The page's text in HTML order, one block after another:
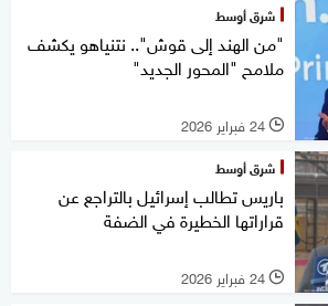
شرق أوسط
"من الهند إلى قوش".. نتنياهو يكشف
ملامح "المحور الجديد"
l 24 فبراير 2026
شرق أوسط
باريس تطالب إسرائيل بالتراجع عن
قراراتها الخطيرة في الضفة
l 24 فبراير 2026